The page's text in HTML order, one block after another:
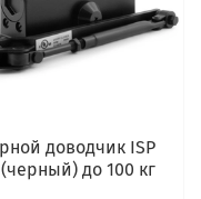
доводчик ISP
до 100 кг